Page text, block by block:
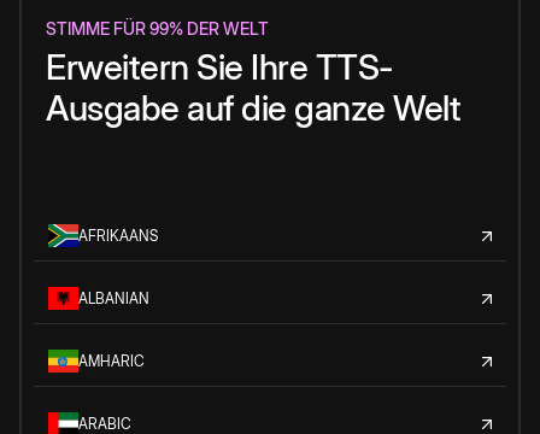
STIMME FÜR 99% DER WELT
Erweitern Sie Ihre TTS-
Ausgabe auf die ganze Welt
AFRIKAANS
ALBANIAN
AMHARIC
ARABIC